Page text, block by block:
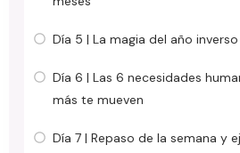
Día 5 | La magia del año inverso
Día 6 | Las 6 necesidades
más te mueven
Día 7 | Repaso de la semana y